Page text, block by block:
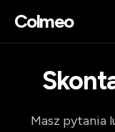
Colmeo
Masz pytania